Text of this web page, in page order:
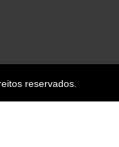
reservados.